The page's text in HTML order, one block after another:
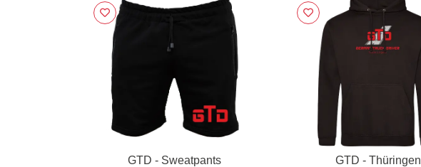
GTD - Sweatpants GTD - Thüringen